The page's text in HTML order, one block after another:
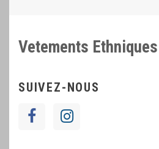
Vetements Ethniques
SUIVEZ-NOUS